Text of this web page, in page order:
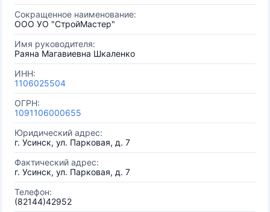
Сокращенное наименование:
ООО УО "СтройМастер"
Имя руководителя:
Раяна Магавиевна Шкаленко
ИНН:
1106025504
ОГРН:
1091106000655
Юридический адрес:
г. Усинск, ул. Парковая, д. 7
Фактический адрес:
г. Усинск, ул. Парковая, д. 7
Телефон:
(82144)42952